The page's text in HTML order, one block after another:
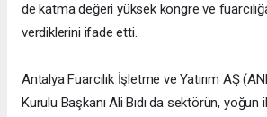
de katma değeri yüksek kongre ve
verdiklerini ifade etti.
Antalya Fuarcılık İşletme ve Yatırım AŞ
Kurulu Başkanı Ali Bıdı da sektörün, yoğun